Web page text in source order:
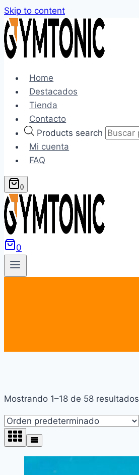
Skip to content
Home
Destacados
Tienda
Contacto
Products search
Mi cuenta
FAQ
0
0
Mostrando 1–18 de 58 resultados